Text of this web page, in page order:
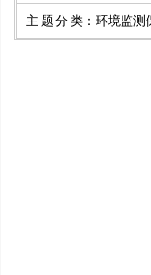
主题分类 ： 环境监测